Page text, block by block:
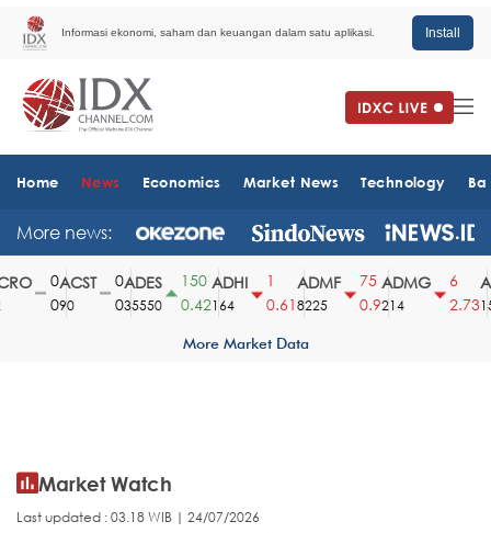
Informasi ekonomi, saham dan keuangan dalam satu aplikasi. Install
Home News Economics Market News Technology
More news:
ACST
90
ADES
35550
150
0.42
ADHI
164
0.61
ADMF
8225
75
0.9
ADMG
214
2.73
More Market Data
Market Watch
Last updated : 03.18 WIB | 24/07/2026